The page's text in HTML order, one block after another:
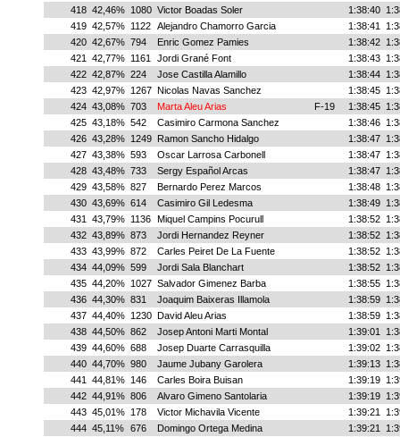
418 42,46% 1080 Victor Boadas Soler 1:38:40
419 42,57% 1122 Alejandro Chamorro Garcia 1:38:41
420 42,67% 794 Enric Gomez Pamies 1:38:42
421
42,77% 1161 Jordi Grané Font 1:38:43
422 42,87% 224 Jose Castilla Alamillo 1:38:44
423 42,97% 1267 Nicolas Navas Sanchez 1:38:45
424 43,08% 703 Marta Aleu Arias F-19 1:38:45
425 43,18% 542 Casimiro Carmona Sanchez 1:38:46
426 43,28% 1249 Ramon Sancho Hidalgo 1:38:47
427 43,38% 593 Oscar Larrosa Carbonell 1:38:47
428 43,48% 733 Sergy Español Arcas 1:38:47
429 43,58% 827 Bernardo Perez Marcos 1:38:48
430 43,69% 614 Casimiro Gil Ledesma 1:38:49
431
43,79% 1136 Miquel Campins Pocurull 1:38:52
432 43,89% 873 Jordi Hernandez Reyner 1:38:52
433 43,99% 872 Carles Peiret De La Fuente 1:38:52
434 44,09% 599 Jordi Sala Blanchart 1:38:52
435 44,20% 1027 Salvador Gimenez Barba 1:38:55
436 44,30% 831 Joaquim Baixeras Illamola 1:38:59
437 44,40% 1230 David Aleu Arias 1:38:59
438 44,50% 862 Josep Antoni Marti Montal 1:39:01
439 44,60% 688 Josep Duarte Carrasquilla 1:39:02
440 44,70% 980 Jaume Jubany Garolera 1:39:13
441
44,81% 146 Carles Boira Buisan 1:39:19
442 44,91% 806 Alvaro Gimeno Santolaria 1:39:19
443 45,01% 178 Victor Michavila Vicente 1:39:21
444 45,11% 676 Domingo Ortega Medina 1:39:21